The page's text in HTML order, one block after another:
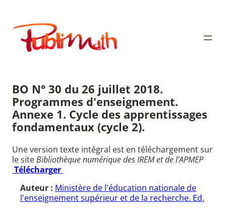
contenu
Publimath
BO N° 30 du 26 juillet 2018.
Programmes d'enseignement.
Annexe 1. Cycle des apprentissages
fondamentaux (cycle 2).
Une version texte intégral est en téléchargement sur
le siteBibliothèque numérique des IREM et de l'APMEP
Télécharger
Auteur : Ministère de l'éducation nationale de
l'enseignement supérieur et de la recherche. Ed.